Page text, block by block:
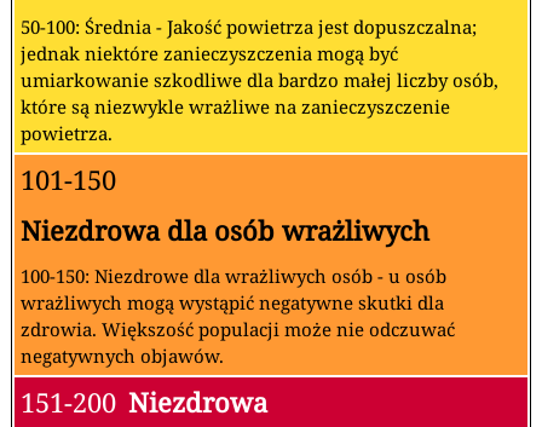
50-100: Średnia - Jakość powietrza jest dopuszczalna;
jednak niektóre zanieczyszczenia mogą być
umiarkowanie szkodliwe dla bardzo małej liczby osób,
które są niezwykle wrażliwe na zanieczyszczenie
powietrza.
101-150
Niezdrowa dla osób wrażliwych
100-150: Niezdrowe dla wrażliwych osób - u osób
wrażliwych mogą wystąpić negatywne skutki dla
zdrowia. Większość populacji może nie odczuwać
negatywnych objawów.
151-200 Niezdrowa